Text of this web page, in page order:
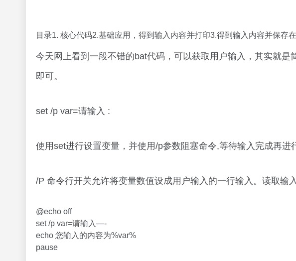
目录1. 核心代码2.基础应用，得到输入内容并打印3.得到输入内容并保存
今天网上看到一段不错的bat代码，可以获取用户输入，其实就
即可。
set /p var=请输入 :
使用set进行设置变量，并使用/p参数阻塞命令,等待输入完成再
/P 命令行开关允许将变量数值设成用户输入的一行输入。读取输
@echo off
set /p var=请输入—-
echo 您输入的内容为%var%
pause